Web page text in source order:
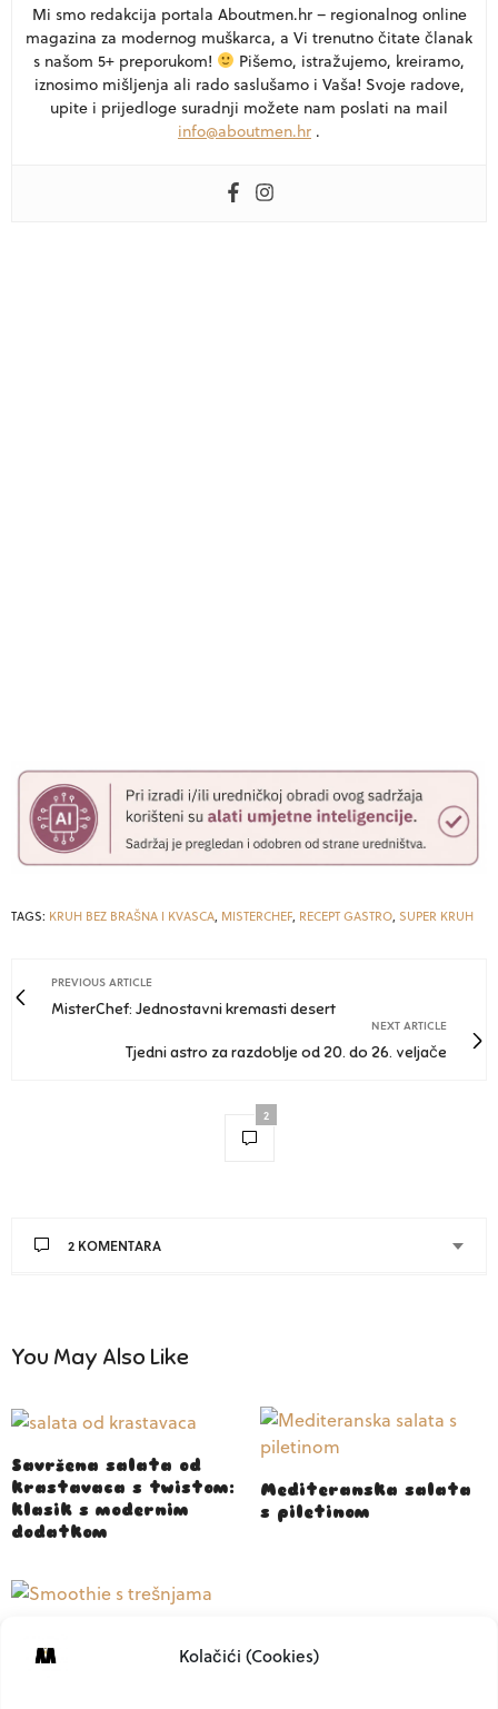
Kolačići (Cookies)
Mi smo redakcija portala Aboutmen.hr – regionalnog online
magazina za modernog muškarca, a Vi trenutno čitate članak
s našom 5+ preporukom!
Pišemo, istražujemo, kreiramo,
iznosimo mišljenja ali rado saslušamo i Vaša! Svoje radove,
upite i prijedloge suradnji možete nam poslati na mail
info@aboutmen.hr .
TAGS: KRUH BEZ BRAŠNA I KVASCA, MISTERCHEF, RECEPT GASTRO, SUPER KRUH
PREVIOUS ARTICLE
MisterChef: Jednostavni kremasti desert
NEXT ARTICLE
Tjedni astro za razdoblje od 20. do 26. veljače
2
2 KOMENTARA
You May Also Like
Savršena salata od
krastavaca s twistom:
klasik s modernim
dodatkom
Mediteranska salata
s piletinom
– funkcionalan